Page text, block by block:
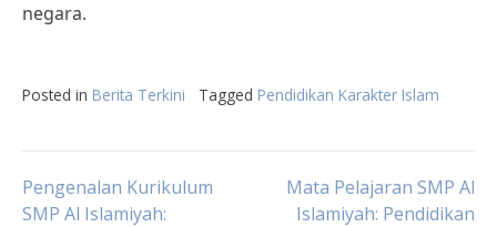
negara.
Posted in Berita Terkini Tagged Pendidikan Karakter Islam
Post
Pengenalan Kurikulum
SMP Al Islamiyah:
Mata Pelajaran SMP Al
Islamiyah: Pendidikan